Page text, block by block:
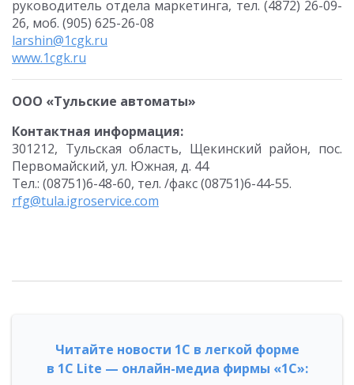
руководитель отдела маркетинга, тел. (4872) 26-09-
26, моб. (905) 625-26-08
larshin@1cgk.ru
www.1cgk.ru
ООО «Тульские автоматы»
Контактная информация:
301212, Тульская область, Щекинский район, пос.
Первомайский, ул. Южная, д. 44
Тел.: (08751)6-48-60, тел. /факс (08751)6-44-55.
rfg@tula.igroservice.com
Читайте новости 1С в легкой форме
в 1С Lite — онлайн-медиа фирмы «1С»: